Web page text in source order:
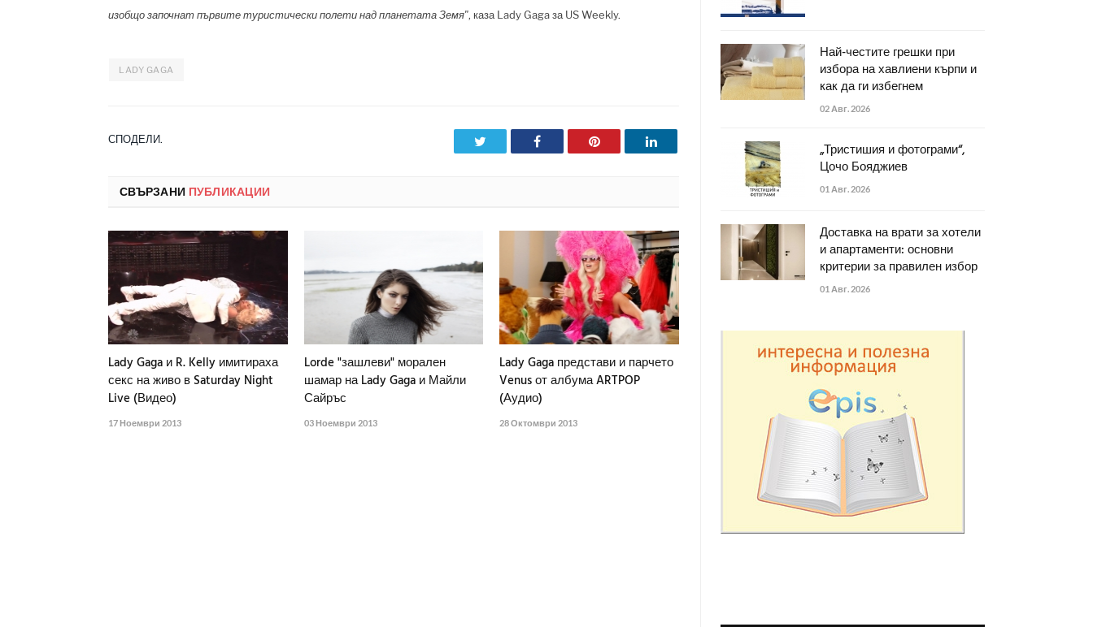
изобщо започнат първите туристически полети над планетата Земя", каза Lady Gaga за US Weekly.
LADY GAGA
СПОДЕЛИ. Facebook Pinterest LinkedIn
СВЪРЗАНИ ПУБЛИКАЦИИ
Lady Gaga и R. Kelly имитираха
секс на живо в Saturday Night
Live (Видео)
17 Ноември 2013
Lorde "зашлеви" морален
шамар на Lady Gaga и Майли
Сайръс
03 Ноември 2013
Lady Gaga представи и парчето
Venus от албума ARTPOP
(Аудио)
28 Октомври 2013
Най-честите грешки при
избора на хавлиени кърпи и
как да ги избегнем
02 Авг. 2026
„Тристишия и фотограми“,
Цочо Бояджиев
01 Авг. 2026
Доставка на врати за хотели
и апартаменти: основни
критерии за правилен избор
01 Авг. 2026